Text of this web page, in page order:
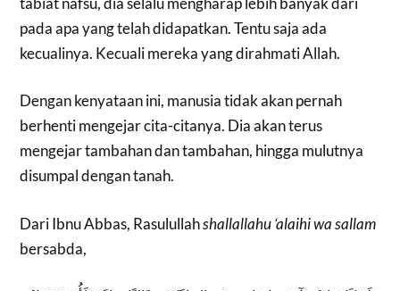
pada apa yang telah didapatkan. Tentu saja ada
kecualinya. Kecuali mereka yang dirahmati Allah.
Dengan kenyataan ini, manusia tidak akan pernah
berhenti mengejar cita-citanya. Dia akan terus
mengejar tambahan dan tambahan, hingga mulutnya
disumpal dengan tanah.
Dari Ibnu Abbas, Rasulullahshallallahu ‘alaihi wa sallam
bersabda,